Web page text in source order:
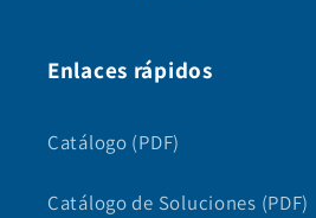
Enlaces rápidos
Catálogo (PDF)
Catálogo de Soluciones (PDF)